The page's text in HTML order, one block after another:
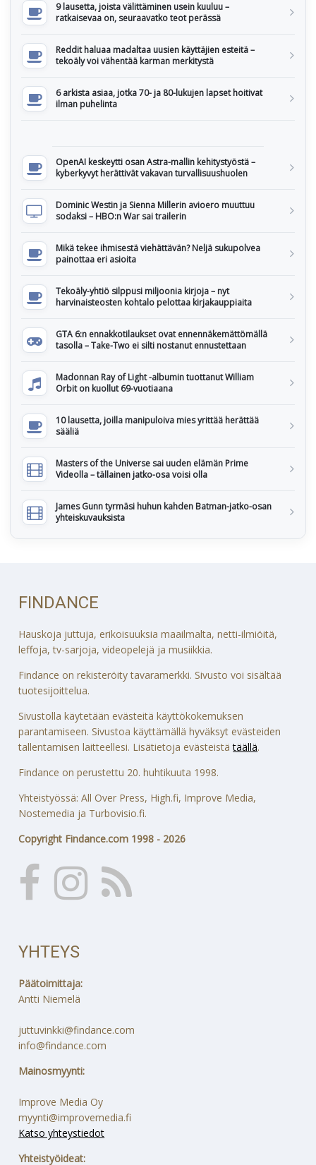
9 lausetta, joista välittäminen usein kuuluu –
ratkaisevaa on, seuraavatko teot perässä
Reddit haluaa madaltaa uusien käyttäjien esteitä –
tekoäly voi vähentää karman merkitystä
6 arkista asiaa, jotka 70- ja 80-lukujen lapset hoitivat
ilman puhelinta
OpenAI keskeytti osan Astra-mallin kehitystyöstä –
kyberkyvyt herättivät vakavan turvallisuushuolen
Dominic Westin ja Sienna Millerin avioero muuttuu
sodaksi – HBO:n War sai trailerin
Mikä tekee ihmisestä viehättävän? Neljä sukupolvea
painottaa eri asioita
Tekoäly-yhtiö silppusi miljoonia kirjoja – nyt
harvinaisteosten kohtalo pelottaa kirjakauppiaita
GTA 6:n ennakkotilaukset ovat ennennäkemättömällä
tasolla – Take-Two ei silti nostanut ennustettaan
Madonnan Ray of Light -albumin tuottanut William
Orbit on kuollut 69-vuotiaana
10 lausetta, joilla manipuloiva mies yrittää herättää
sääliä
Masters of the Universe sai uuden elämän Prime
Videolla – tällainen jatko-osa voisi olla
James Gunn tyrmäsi huhun kahden Batman-jatko-osan
yhteiskuvauksista
FINDANCE
Hauskoja juttuja, erikoisuuksia maailmalta, netti-ilmiöitä,
leffoja, tv-sarjoja, videopelejä ja musiikkia.
Findance on rekisteröity tavaramerkki. Sivusto voi sisältää
tuotesijoittelua.
Sivustolla käytetään evästeitä käyttökokemuksen
parantamiseen. Sivustoa käyttämällä hyväksyt evästeiden
tallentamisen laitteellesi. Lisätietoja evästeistätäällä.
Findance on perustettu 20. huhtikuuta 1998.
Yhteistyössä: All Over Press, High.fi, Improve Media,
Nostemedia ja Turbovisio.fi.
Copyright Findance.com 1998 - 2026
YHTEYS
Päätoimittaja:
Antti Niemelä
juttuvinkki@findance.com
info@findance.com
Mainosmyynti:
Improve Media Oy
myynti@improvemedia.fi
Katso yhteystiedot
Yhteistyöideat: